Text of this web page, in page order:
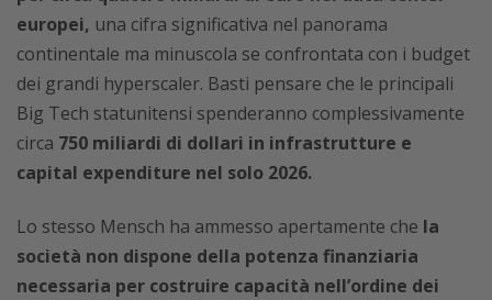
europei, una cifra significativa nel panorama
continentale ma minuscola se confrontata con i budget
dei grandi hyperscaler. Basti pensare che le principali
Big Tech statunitensi spenderanno complessivamente
circa 750 miliardi di dollari in infrastrutture e
capital expenditure nel solo 2026.
Lo stesso Mensch ha ammesso apertamente che la
società non dispone della potenza finanziaria
necessaria per costruire capacità nell’ordine dei